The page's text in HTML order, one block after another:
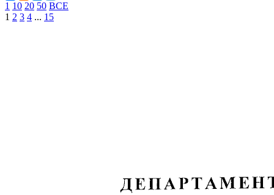
1 10 20 50 ВСЕ
1 2 3 4 ... 15